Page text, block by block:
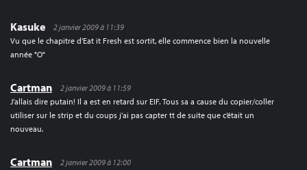
Kasuke
2 janvier 2009 à 11:39
Vu que le chapitre d’Eat it Fresh est sortit, elle commence bien la nouvelle
année °O°
Cartman
2 janvier 2009 à 11:59
J’allais dire putain! Il a est en retard sur EIF. Tous sa a cause du copier/coller
utiliser sur le strip et du coups j’ai pas capter tt de suite que c’était un
nouveau.
Cartman
2 janvier 2009 à 12:00